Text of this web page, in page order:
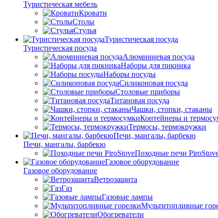
Туристическая мебель
Кровати
Столы
Стулья
Туристическая посуда
Туристическая посуда
Алюминиевая посуда
Наборы для пикника
Наборы посуды
Силиконовая посуда
Столовые приборы
Титановая посуда
Чашки, стопки, стаканы
Контейнеры и
Термосы, термокружки
Печи, мангалы, барбекю
Печи, мангалы, барбекю
Походные печи
Газовое оборудование
Газовое оборудование
Ветрозащита
Газ
Газовые лампы
Мультитопливные
Обогреватели